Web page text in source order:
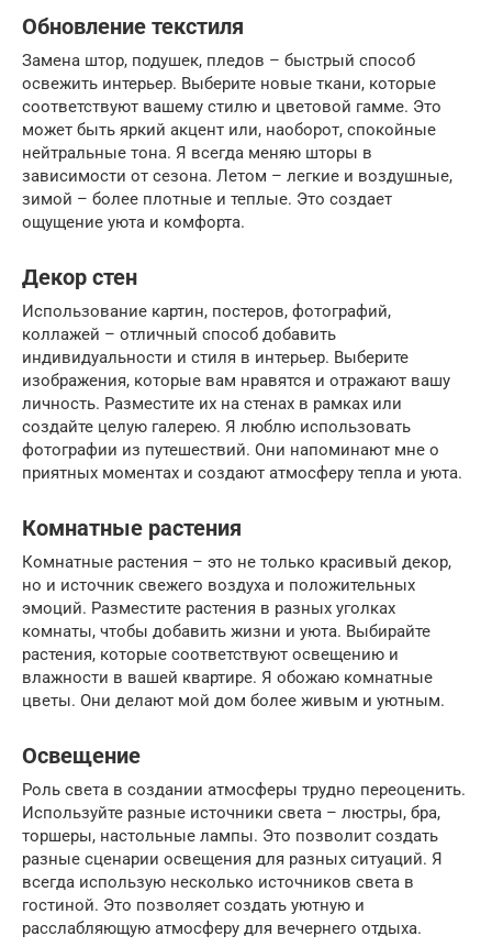
Обновление текстиля
Замена штор, подушек, пледов – быстрый способ
освежить интерьер. Выберите новые ткани, которые
соответствуют вашему стилю и цветовой гамме. Это
может быть яркий акцент или, наоборот, спокойные
нейтральные тона. Я всегда меняю шторы в
зависимости от сезона. Летом – легкие и воздушные,
зимой – более плотные и теплые. Это создает
ощущение уюта и комфорта.
Декор стен
Использование картин, постеров, фотографий,
коллажей – отличный способ добавить
индивидуальности и стиля в интерьер. Выберите
изображения, которые вам нравятся и отражают вашу
личность. Разместите их на стенах в рамках или
создайте целую галерею. Я люблю использовать
фотографии из путешествий. Они напоминают мне о
приятных моментах и создают атмосферу тепла и уюта.
Комнатные растения
Комнатные растения – это не только красивый декор,
но и источник свежего воздуха и положительных
эмоций. Разместите растения в разных уголках
комнаты, чтобы добавить жизни и уюта. Выбирайте
растения, которые соответствуют освещению и
влажности в вашей квартире. Я обожаю комнатные
цветы. Они делают мой дом более живым и уютным.
Освещение
Роль света в создании атмосферы трудно переоценить.
Используйте разные источники света – люстры, бра,
торшеры, настольные лампы. Это позволит создать
разные сценарии освещения для разных ситуаций. Я
всегда использую несколько источников света в
гостиной. Это позволяет создать уютную и
расслабляющую атмосферу для вечернего отдыха.